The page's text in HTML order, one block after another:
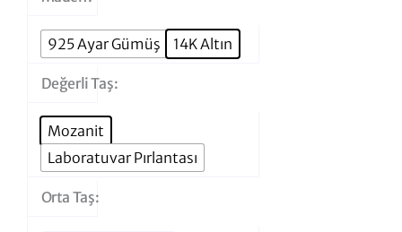
925 Ayar Gümüş 14K Altın
Değerli Taş
Mozanit
Laboratuvar Pırlantası
Orta Taş
Yüzük